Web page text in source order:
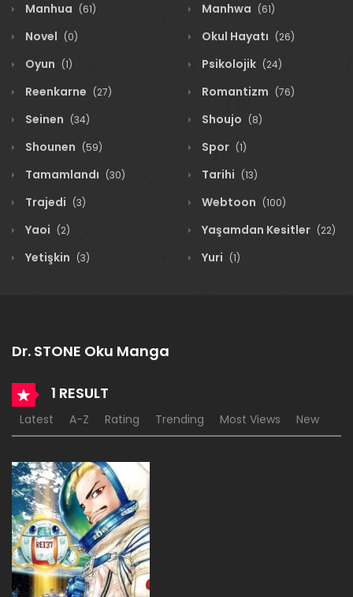
Manhua (61) Manhwa (61)
Novel (0) Okul Hayatı (26)
Oyun (1) Psikolojik (24)
Reenkarne (27) Romantizm (76)
Seinen (34) Shoujo (8)
Shounen (59) Spor (1)
Tamamlandı (30) Tarihi (13)
Trajedi (3) Webtoon (100)
Yaoi (2) Yaşamdan Kesitler (22)
Yetişkin (3) Yuri (1)
Dr. STONE Oku Manga
1 RESULT
Latest A-Z Rating Trending Most Views New